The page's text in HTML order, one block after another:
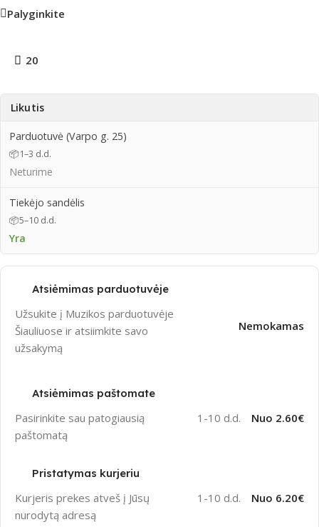
Palyginkite
20
Likutis
Parduotuvė (Varpo g. 25)
📦1–3 d.d.
Neturime
Tiekėjo sandėlis
📦5–10 d.d.
Yra
Atsiėmimas parduotuvėje
Užsukite į Muzikos parduotuvėje
Šiauliuose ir atsiimkite savo
užsakymą
Nemokamas
Atsiėmimas paštomate
Pasirinkite sau patogiausią
paštomatą
1-10 d.d. Nuo 2.60€
Pristatymas kurjeriu
Kurjeris prekes atveš į Jūsų
nurodytą adresą
1-10 d.d. Nuo 6.20€